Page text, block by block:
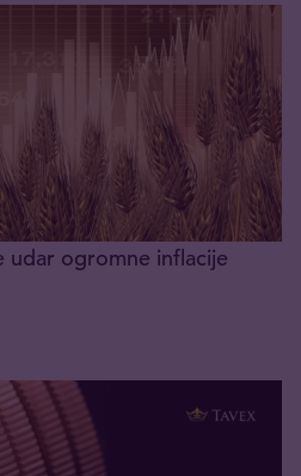
udar ogromne inflacije